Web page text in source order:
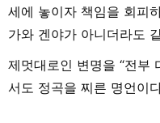
세에 놓이자 책임을 회피
가와 겐야가 아니더라도
제멋대로인 변명을 “전부
서도 정곡을 찌른 명언이